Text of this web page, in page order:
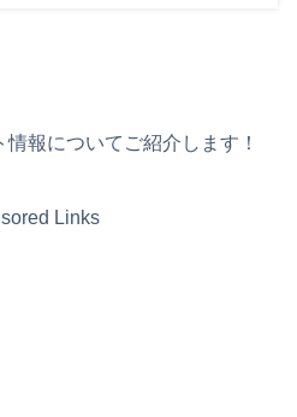
報についてご紹介します！
Links